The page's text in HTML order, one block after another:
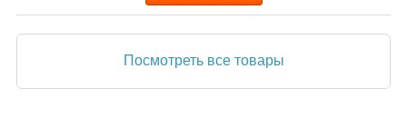
Посмотреть все товары